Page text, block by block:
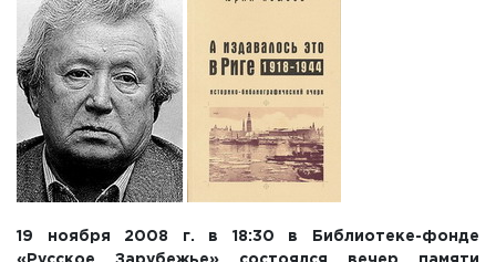
19 ноября 2008 г. в 18:30 в Библиотеке-фонде